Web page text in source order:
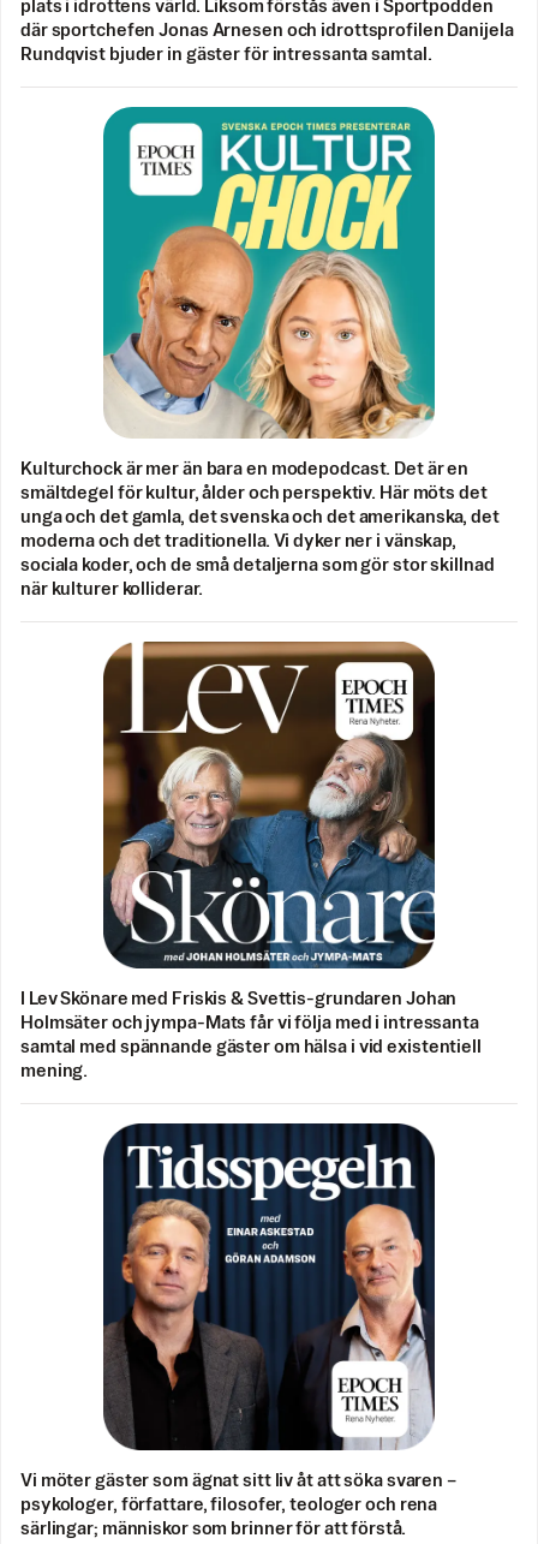
plats i idrottens värld. Liksom förstås även i Sportpodden
där sportchefen Jonas Arnesen och idrottsprofilen Danijela
Rundqvist bjuder in gäster för intressanta samtal.
Kulturchock är mer än bara en modepodcast. Det är en
smältdegel för kultur, ålder och perspektiv. Här möts det
unga och det gamla, det svenska och det amerikanska, det
moderna och det traditionella. Vi dyker ner i vänskap,
sociala koder, och de små detaljerna som gör stor skillnad
när kulturer kolliderar.
I Lev Skönare med Friskis & Svettis-grundaren Johan
Holmsäter och jympa-Mats får vi följa med i intressanta
samtal med spännande gäster om hälsa i vid existentiell
mening.
Vi möter gäster som ägnat sitt liv åt att söka svaren –
psykologer, författare, filosofer, teologer och rena
särlingar; människor som brinner för att förstå.